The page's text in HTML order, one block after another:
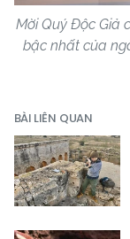
Mời Quý Độc Giả
bậc nhất của
BÀI LIÊN QUAN